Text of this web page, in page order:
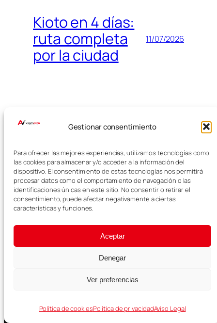
Gestionar consentimiento
Para ofrecer las mejores experiencias, utilizamos tecnologías como
las cookies para almacenar y/o acceder a la información del
dispositivo. El consentimiento de estas tecnologías nos permitirá
procesar datos como el comportamiento de navegación o las
identificaciones únicas en este sitio. No consentir o retirar el
consentimiento, puede afectar negativamente a ciertas
características y funciones.
Aceptar
Denegar
Ver preferencias
Política de cookiesPolítica de privacidadAviso Legal
Kioto en 4 días:
ruta completa
por la ciudad
11/07/2026
Universal
guía para visitar
el parque
Osaka en 3 días:
ruta completa
por la ciudad